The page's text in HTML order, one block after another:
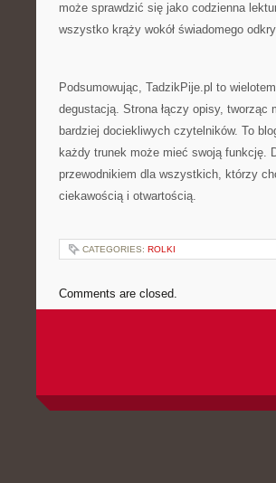
może sprawdzić się jako codzienna
wszystko krąży wokół świadomego
Podsumowując, TadzikPije.pl to
degustacją. Strona łączy opisy,
bardziej dociekliwych czytelników. To
każdy trunek może mieć swoją funkcję.
przewodnikiem dla wszystkich, którzy
ciekawością i otwartością.
CATEGORIES: ROLKI
Comments are closed.